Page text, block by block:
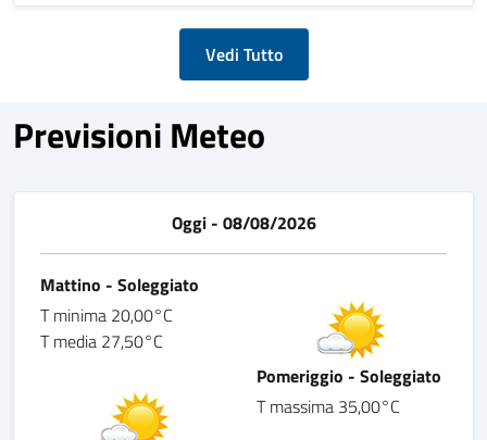
Vedi Tutto
Previsioni Meteo
Oggi - 08/08/2026
Mattino - Soleggiato
T minima 20,00°C
T media 27,50°C
Pomeriggio - Soleggiato
T massima 35,00°C